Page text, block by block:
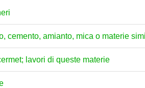
cemento, amianto, mica o materie
lavori di queste materie